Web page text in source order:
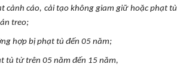
cảnh cáo, cải tạo không giam giữ hoặc phạt tù
treo;
hợp bị phạt tù đến 05 năm;
tù từ trên 05 năm đến 15 năm,